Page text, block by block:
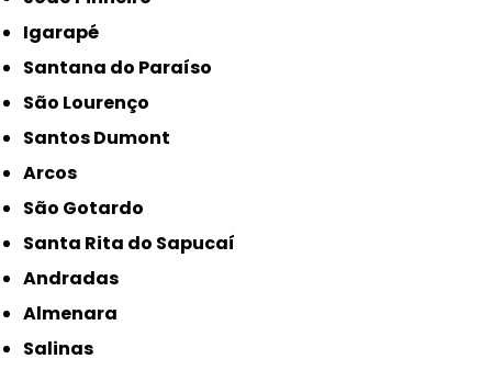
Igarapé
Santana do Paraíso
São Lourenço
Santos Dumont
Arcos
São Gotardo
Santa Rita do Sapucaí
Andradas
Almenara
Salinas